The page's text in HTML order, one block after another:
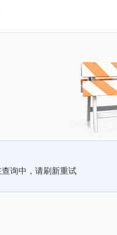
查询中，请刷新重试